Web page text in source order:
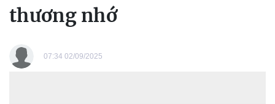
thương nhớ
07:34 02/09/2025